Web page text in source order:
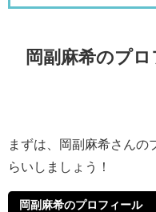
岡副麻希のプ
まずは、岡副麻希さんの
らいしましょう！
岡副麻希のプロフィール